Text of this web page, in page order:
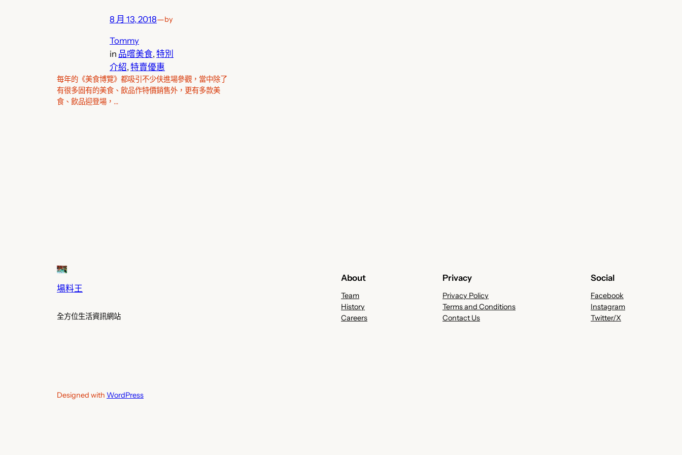
8 月 13, 2018—by
Tommy
in 品嚐美食, 特別
介紹, 特賣優惠
每年的《美食博覽》都吸引不少伕進場參觀，當中除了
有很多固有的美食、飲品作特價銷售外，更有多款美
食、飲品迎登場，…
場料王
全方位生活資訊網站
About
Team
History
Careers
Privacy
Privacy Policy
Terms and Conditions
Contact Us
Social
Facebook
Instagram
Twitter/X
Designed with WordPress